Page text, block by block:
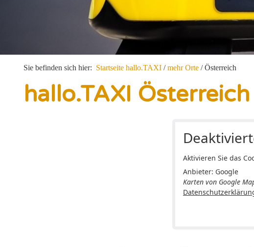
Sie befinden sich hier: Startseite hallo.TAXI / mehr Orte / Österreich
hallo.TAXI Österreich
Aktivieren Sie das
Anbieter: Google
Karten von Google